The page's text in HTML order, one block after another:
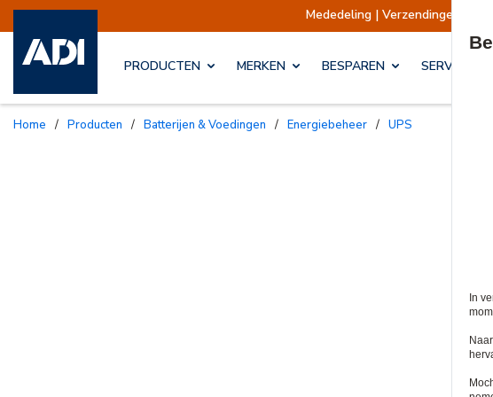
Mededeling | Verzendingen opgeschort
PRODUCTEN MERKEN BESPAREN SERVICES &
Home / Producten / Batterijen & Voedingen / Energiebeheer / UPS